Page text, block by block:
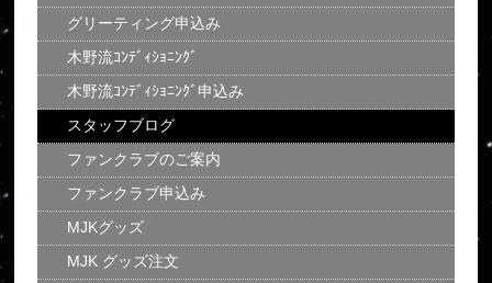
グリーティング申込み
木野流ｺﾝﾃﾞｨｼｮﾆﾝｸﾞ
木野流ｺﾝﾃﾞｨｼｮﾆﾝｸﾞ申込み
スタッフブログ
ファンクラブのご案内
ファンクラブ申込み
MJKグッズ
MJK グッズ注文